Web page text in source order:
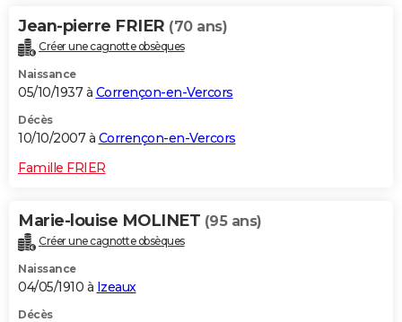
Jean-pierre FRIER (70 ans)
Créer une cagnotte obsèques
Naissance
05/10/1937 à Corrençon-en-Vercors
Décès
10/10/2007 à Corrençon-en-Vercors
Famille FRIER
Marie-louise MOLINET (95 ans)
Créer une cagnotte obsèques
Naissance
04/05/1910 à Izeaux
Décès